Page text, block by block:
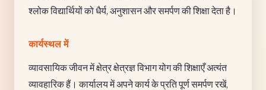
श्लोक विद्यार्थियों को धैर्य, अनुशासन और समर्पण की शिक्षा देता है।
कार्यस्थल में
व्यावसायिक जीवन में क्षेत्र क्षेत्रज्ञ विभाग योग की शिक्षाएँ अत्यंत
व्यावहारिक हैं। कार्यालय में अपने कार्य के प्रति पूर्ण समर्पण रखें,